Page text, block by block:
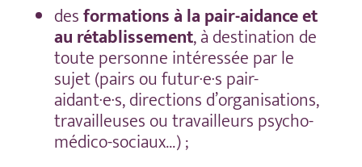
desformations à la pair-aidance et
au rétablissement, à destination de
toute personne intéressée par le
sujet (pairs ou futur·e·s pair-
aidant·e·s, directions d’organisations,
travailleuses ou travailleurs psycho-
médico-sociaux…) ;